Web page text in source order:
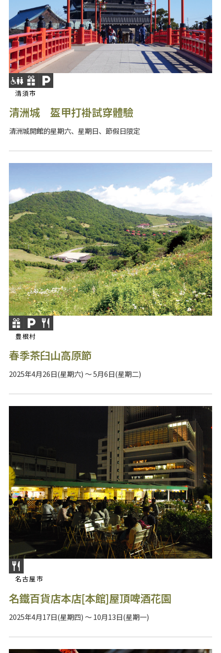
清須市
清洲城 盔甲打褂試穿體驗
清洲城開館的星期六、星期日、節假日限定
豊根村
春季茶臼山高原節
2025年4月26日(星期六) ～ 5月6日(星期二)
名古屋市
名鐵百貨店本店[本館]屋頂啤酒花園
2025年4月17日(星期四) ～ 10月13日(星期一)